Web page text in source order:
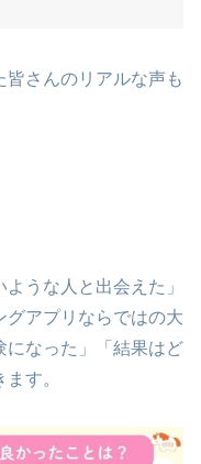
さんのリアルな声も
うな人と出会えた」
グアプリならではの大
になった」「結果はど
す。